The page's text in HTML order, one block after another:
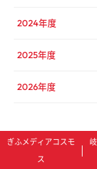
2024年度
2025年度
2026年度
ぎふメディアコスモ
ス